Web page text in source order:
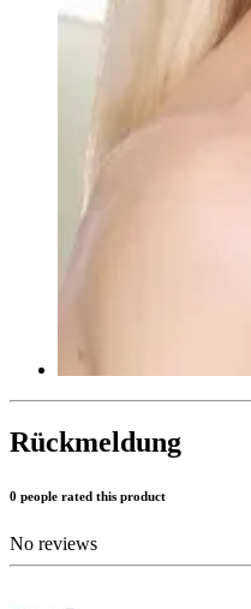
Rückmeldung
0 people rated this product
No reviews